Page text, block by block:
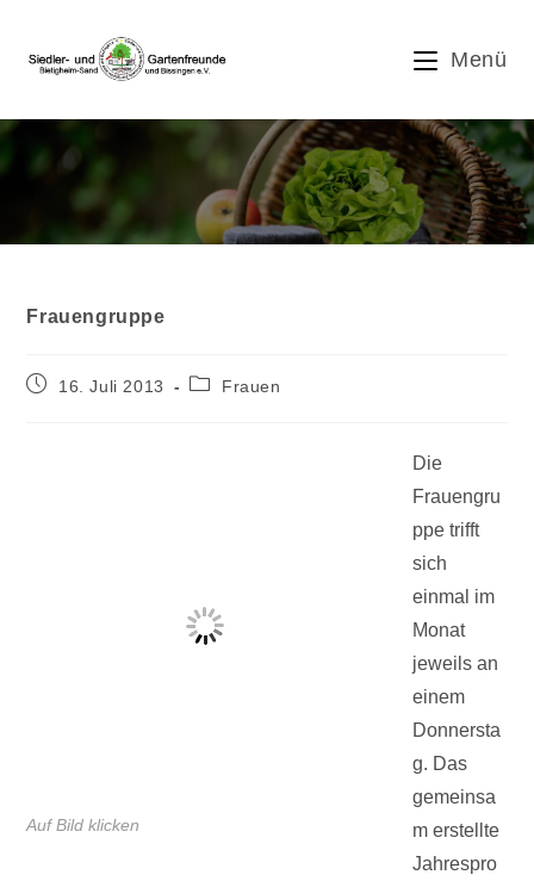
springen
Menü
Blog
Frauengruppe
Beitrag16. Juli 2013
Beitrags-
Frauen
Auf Bild klicken
Die
Frauengru
ppe trifft
sich
einmal im
Monat
jeweils an
einem
Donnersta
g. Das
gemeinsa
m erstellte
Jahrespro